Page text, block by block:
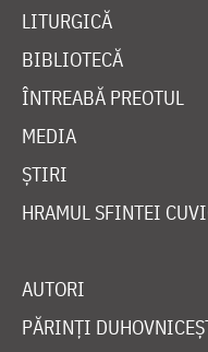
LITURGICĂ
BIBLIOTECĂ
ÎNTREABĂ PREOTUL
MEDIA
ȘTIRI
HRAMUL SFINTEI
AUTORI
PĂRINȚI